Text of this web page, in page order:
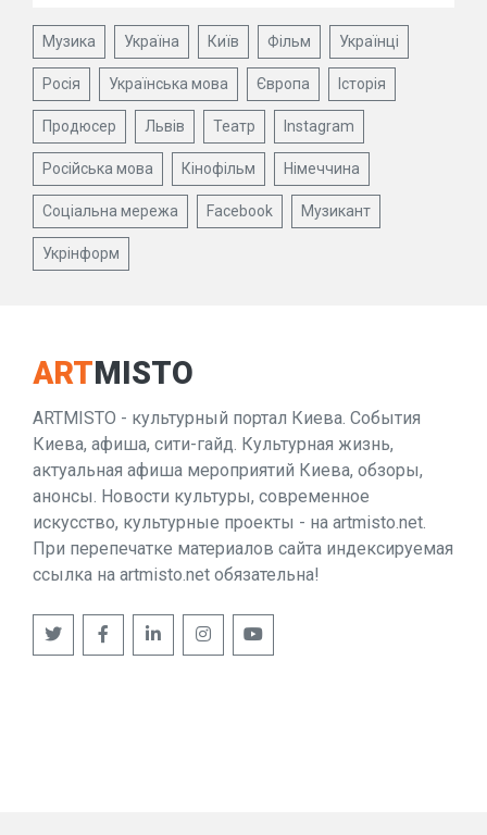
Музика Україна Київ Фільм Українці
Росія Українська мова Європа Історія
Продюсер Львів Театр Instagram
Російська мова Кінофільм Німеччина
Соціальна мережа Facebook Музикант
Укрінформ
ARTMISTO
ARTMISTO - культурный портал Киева. События
Киева, афиша, сити-гайд. Культурная жизнь,
актуальная афиша мероприятий Киева, обзоры,
анонсы. Новости культуры, современное
искусство, культурные проекты - на artmisto.net.
При перепечатке материалов сайта индексируемая
ссылка на artmisto.net обязательна!